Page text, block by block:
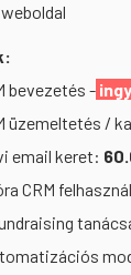
bevezetés -
üzemeltetés /
email keret:
CRM